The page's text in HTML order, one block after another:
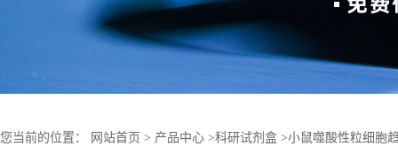
您当前的位置： 网站首页 > 产品中心 >科研试剂盒 >小鼠噬酸性粒细胞